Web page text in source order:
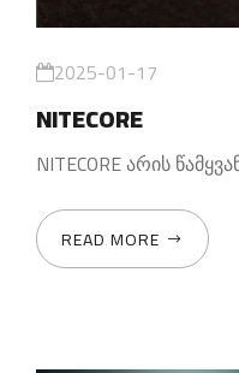
2025-01-17
NITECORE
READ MORE